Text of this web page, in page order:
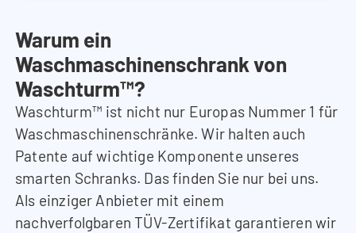
Warum ein
Waschmaschinenschrank von
Waschturm™?
Waschturm™ ist nicht nur Europas Nummer 1 für
Waschmaschinenschränke. Wir halten auch
Patente auf wichtige Komponente unseres
smarten Schranks. Das finden Sie nur bei uns.
Als einziger Anbieter mit einem
nachverfolgbaren TÜV-Zertifikat garantieren wir